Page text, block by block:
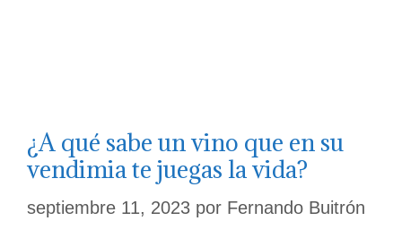
¿A qué sabe un vino que en su
vendimia te juegas la vida?
septiembre 11, 2023 por Fernando Buitrón